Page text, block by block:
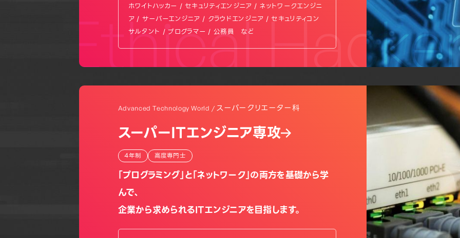
ホワイトハッカー / セキュリティエンジニア / ネットワークエンジニ
ア / サーバーエンジニア / クラウドエンジニア / セキュリティコン
サルタント / プログラマー / 公務員 など
Ethical
Advanced Technology World /スーパークリエーター科
スーパーITエンジニア専攻
4年制 高度専門士
「プログラミング」と「ネットワーク」の両方を基礎から学
んで、
企業から求められるITエンジニアを目指します。